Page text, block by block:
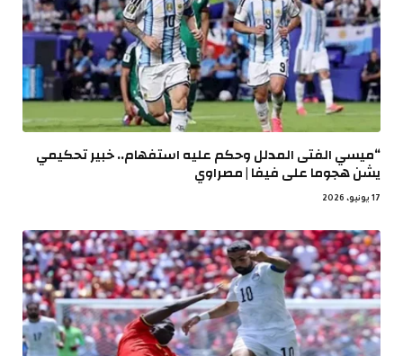
“ميسي الفتى المدلل وحكم عليه استفهام.. خبير تحكيمي
يشن هجوما على فيفا | مصراوي
17 يونيو، 2026